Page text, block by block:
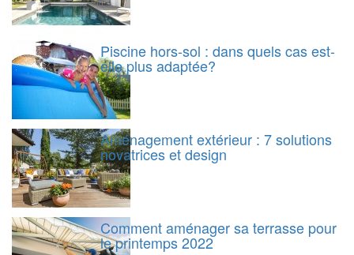
Piscine hors-sol : dans quels cas est-
elle plus adaptée?
Aménagement extérieur : 7 solutions
novatrices et design
Comment aménager sa terrasse pour
le printemps 2022